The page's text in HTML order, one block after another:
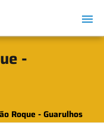
-
Roque - Guarulhos